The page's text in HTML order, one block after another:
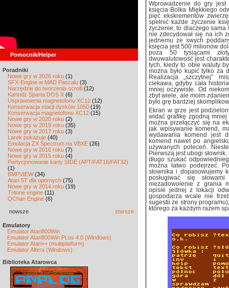
Pomocnik/Helper
Poradniki
Nowe gry w 2026 roku (1)
SFX-Engine w MAD Pascalu (3)
Narzędzie do tworzenia scrolli (12)
Kartridż Sparta DOS X (6)
Usprawnienia magnetofonu XC12 (12)
Konserwacja stacji dysków 1050 (19)
Konserwacja magnetofonu XC12 (15)
Nowe gry w 2020 roku (2)
Nowe gry w 2019 roku (35)
Nowe gry w 2017 roku (3)
Larek pokazuje (40)
Emulacja ZX Spectrum na VBXE (26)
Nowe gry w 2016 roku (7)
Nowe gry w 2015 roku (4)
Partycjonowanie karty SIDE (APT/FAT16/FAT32)
(1)
BMPVIEW(34)
Atari ST dla opornych (75)
Nowe gry w 2014 roku (19)
Tritone engine (11)
QChan Engine (6)
nowsze starsze
Emulatory
Emulator Atari800Win
Emulator Atari800Win PLus 4.0 (Windows)
Emulator Atari++ (multiplatform)
Emulator Altirra (Windows)
Biblioteka Atarowca
Wprowadzenie do gry jest
księcia Bolka Miękkiego
pięć ekskrementów
spełnić każde życzenie
życzenie, to dlaczego sama
nie zdecydował się na ich
jednemu ze swych
księcia jest 500 milionów
poza 50 tysiącami
dwuwalutowość jest
tych, kiedy to obie waluty
można było kupić tylko za
Realizacja „szczytnej”
ciekawa, gdyby cała
mniej oczywiste. Od
zbyt wiele, ale moim
było grę bardziej
Ekran w grze jest
widać grafikę zgodną mniej
można przełączyć się na
jak wpisywanie komend,
wydawania komend jest
komend nawet po
używanych poleceń.
Pierwszą jest ubogi
długo szukać
można łatwo podejrzeć.
słownika i dopasowujemy
posługiwać się
niezadowolenie z grania
opisie jednej z lokacji
gospodarza wcale nie
sugestii ze strony
którego za każdym razem